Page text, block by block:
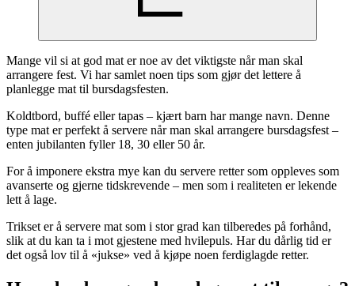
Mange vil si at god mat er noe av det viktigste når man skal
arrangere fest. Vi har samlet noen tips som gjør det lettere å
planlegge mat til bursdagsfesten.
Koldtbord, buffé eller tapas – kjært barn har mange navn. Denne
type mat er perfekt å servere når man skal arrangere bursdagsfest –
enten jubilanten fyller 18, 30 eller 50 år.
For å imponere ekstra mye kan du servere retter som oppleves som
avanserte og gjerne tidskrevende – men som i realiteten er lekende
lett å lage.
Trikset er å servere mat som i stor grad kan tilberedes på forhånd,
slik at du kan ta i mot gjestene med hvilepuls. Har du dårlig tid er
det også lov til å «jukse» ved å kjøpe noen ferdiglagde retter.